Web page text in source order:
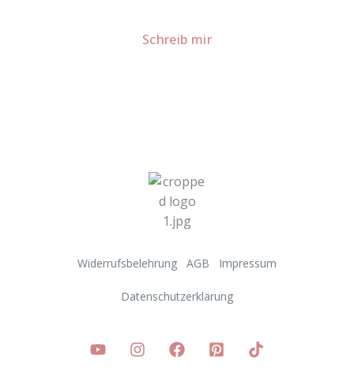
Schreib mir
Widerrufsbelehrung AGB Impressum
Datenschutzerklärung